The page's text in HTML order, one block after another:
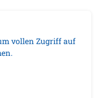
vollen Zugriff auf